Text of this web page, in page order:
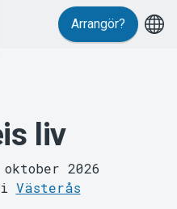
Arrangör?
liv
2026
Västerås